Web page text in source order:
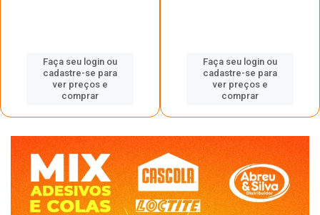
Faça seu login ou
cadastre-se para
ver preços e
comprar
Faça seu login ou
cadastre-se para
ver preços e
comprar